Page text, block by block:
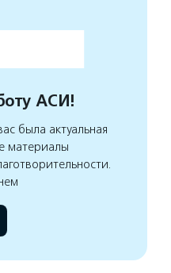
АСИ!
была актуальная
материалы